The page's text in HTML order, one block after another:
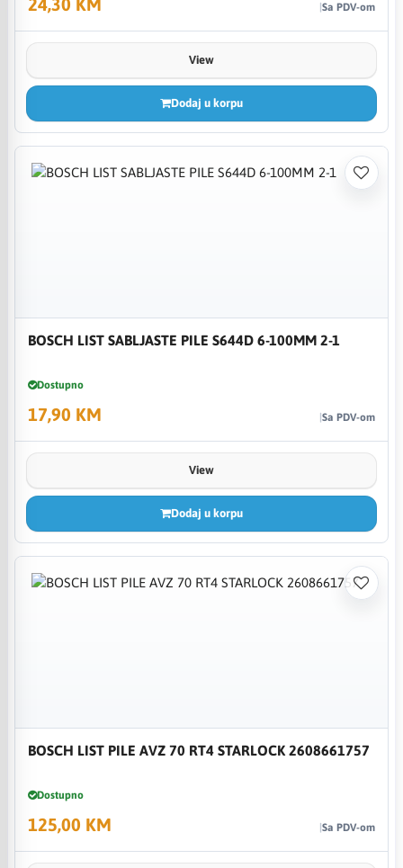
Sa PDV-om
View
Dodaj u korpu
BOSCH LIST SABLJASTE PILE S644D 6-100MM 2-1
Dostupno
17,90 KM Sa PDV-om
View
Dodaj u korpu
BOSCH LIST PILE AVZ 70 RT4 STARLOCK 2608661757
Dostupno
125,00 KM Sa PDV-om